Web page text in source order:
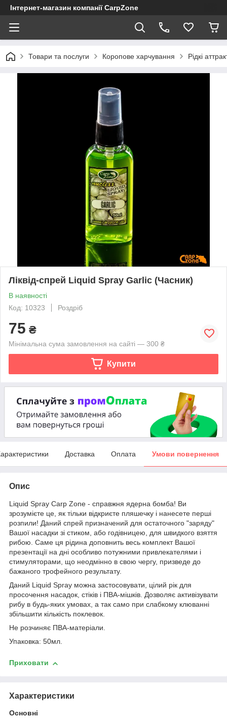
Інтернет-магазин компанії CarpZone
Товари та послуги Коропове харчування Рідкі
Ліквід-спрей Liquid Spray Garlic (Часник)
В наявності
Код: 10323
Роздріб
75 ₴
Мінімальна сума замовлення на сайті — 300 ₴
Купити
Доставка Оплата Умови повернення
Опис
Liquid Spray Carp Zone - справжня ядерна бомба! Ви
зрозумієте це, як тільки відкриєте пляшечку і нанесете перші
розпили! Даний спрей призначений для остаточного "заряду"
Вашої насадки зі стиком, або годівницею, для швидкого взяття
рибою. Саме ця рідина доповнить весь комплект Вашої
презентації на дні особливо потужними привлекателями і
стимуляторами, що неодмінно в свою чергу, призведе до
бажаного трофейного результату.
Даний Liquid Spray можна застосовувати, цілий рік для
просочення насадок, стіків і ПВА-мішків. Дозволяє активізувати
рибу в будь-яких умовах, а так само при слабкому клюванні
збільшити кількість поклевок.
Не розчиняє ПВА-матеріали.
Упаковка: 50мл.
Приховати
Характеристики
Основні